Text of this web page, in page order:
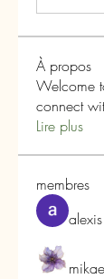
À propos
Welcome
connect
Lire plus
membres